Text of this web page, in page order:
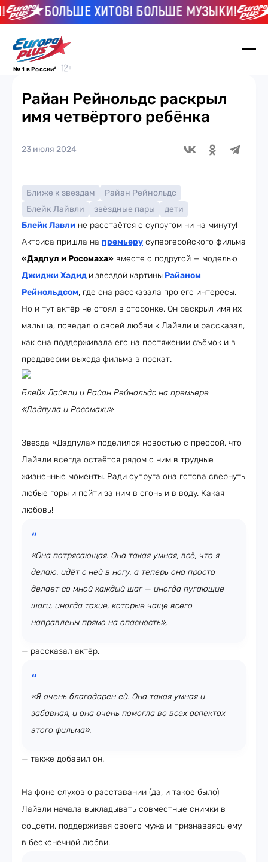
БОЛЬШЕ ХИТОВ! БОЛЬШЕ МУЗЫКИ!
№ 1 в России*
Райан Рейнольдс раскрыл
имя четвёртого ребёнка
23 июля 2024
Ближе к звездам
Райан Рейнольдс
Блейк Лайвли
звёздные пары
дети
Блейк Лавли не расстаётся с супругом ни на минуту!
Актриса пришла на премьеру супергеройского фильма
«Дэдпул и Росомаха» вместе с подругой — моделью
Джиджи Хадид извездой картины Райаном
Рейнольдсом, где она рассказала про его интересы.
Но и тут актёр не стоял в сторонке. Он раскрыл имя их
малыша, поведал о своей любви к Лайвли и рассказал,
как она поддерживала его на протяжении съёмок и в
преддверии выхода фильма в прокат.
Блейк Лайвли и Райан Рейнольдс на премьере
«Дэдпула и Росомахи»
Звезда «Дэдпула» поделился новостью с прессой, что
Лайвли всегда остаётся рядом с ним в трудные
жизненные моменты. Ради супруга она готова свернуть
любые горы и пойти за ним в огонь и в воду. Какая
любовь!
«Она потрясающая. Она такая умная, всё, что я
делаю, идёт с ней в ногу, а теперь она просто
делает со мной каждый шаг — иногда пугающие
шаги, иногда такие, которые чаще всего
направлены прямо на опасность»,
— рассказал актёр.
«Я очень благодарен ей. Она такая умная и
забавная, и она очень помогла во всех аспектах
этого фильма»,
— также добавил он.
На фоне слухов о расставании (да, и такое было)
Лайвли начала выкладывать совместные снимки в
соцсети, поддерживая своего мужа и признаваясь ему
в бесконечной любви.